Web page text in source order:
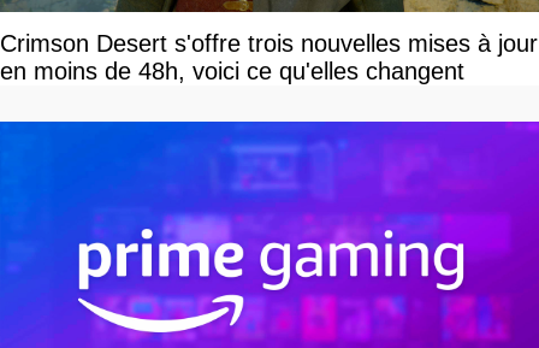
Crimson Desert s'offre trois nouvelles mises à jour
en moins de 48h, voici ce qu'elles changent